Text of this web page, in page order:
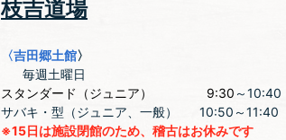
枝吉道場
〈吉田郷土館〉
毎週土曜日
スタンダード（ジュニア）
9:30 ～10:40
サバキ・型（ジュニア、一般） 10:50～11:40
※15日は施設閉館のため、稽古はお休みです